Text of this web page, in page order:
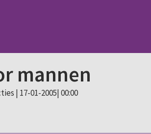
mannen
| 17-01-2005| 00:00